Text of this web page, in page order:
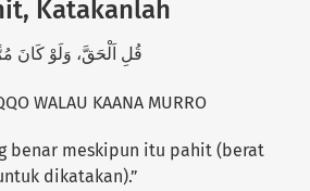
Katakanlah
قُلِ اَلْحَقَّ، وَلَوْ كَانَ
WALAU KAANA MURRO
benar meskipun itu pahit (berat
dikatakan).”